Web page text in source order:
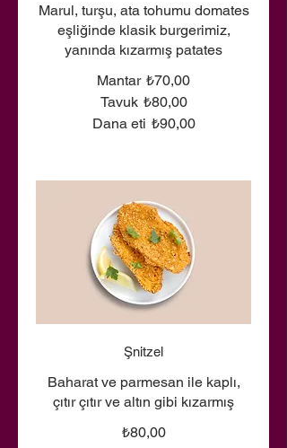
Marul, turşu, ata tohumu domates
eşliğinde klasik burgerimiz,
yanında kızarmış patates
Mantar ₺70,00
Tavuk ₺80,00
Dana eti ₺90,00
Şnitzel
Baharat ve parmesan ile kaplı,
çıtır çıtır ve altın gibi kızarmış
₺80,00